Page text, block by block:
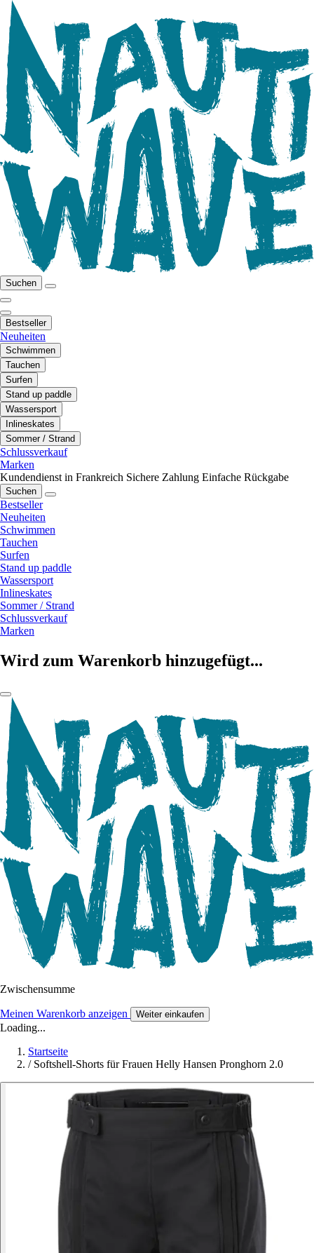
Suchen
Bestseller
Neuheiten
Schwimmen
Tauchen
Surfen
Stand up paddle
Wassersport
Inlineskates
Sommer / Strand
Schlussverkauf
Marken
Kundendienst in Frankreich Sichere Zahlung Einfache Rückgabe
Suchen
Bestseller
Neuheiten
Schwimmen
Tauchen
Surfen
Stand up paddle
Wassersport
Inlineskates
Sommer / Strand
Schlussverkauf
Marken
Wird zum Warenkorb hinzugefügt...
Zwischensumme
Meinen Warenkorb anzeigen Weiter einkaufen
Loading...
Startseite
/ Softshell-Shorts für Frauen Helly Hansen Pronghorn 2.0